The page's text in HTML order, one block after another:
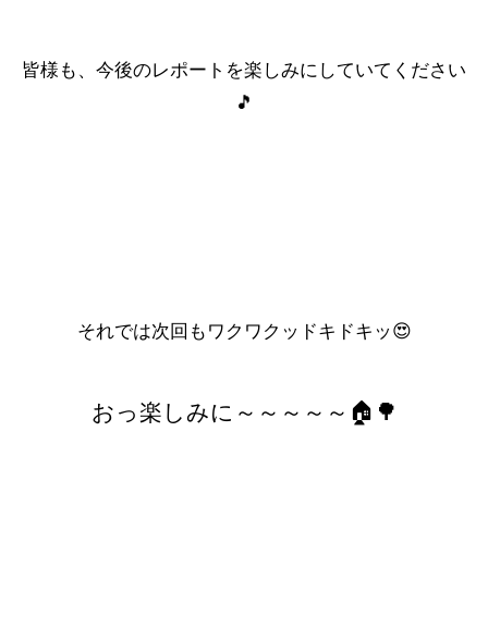
皆様も、今後のレポートを楽しみにしていてください
🎵
それでは次回もワクワクッドキドキッ😍
おっ楽しみに～～～～～🏠🌳